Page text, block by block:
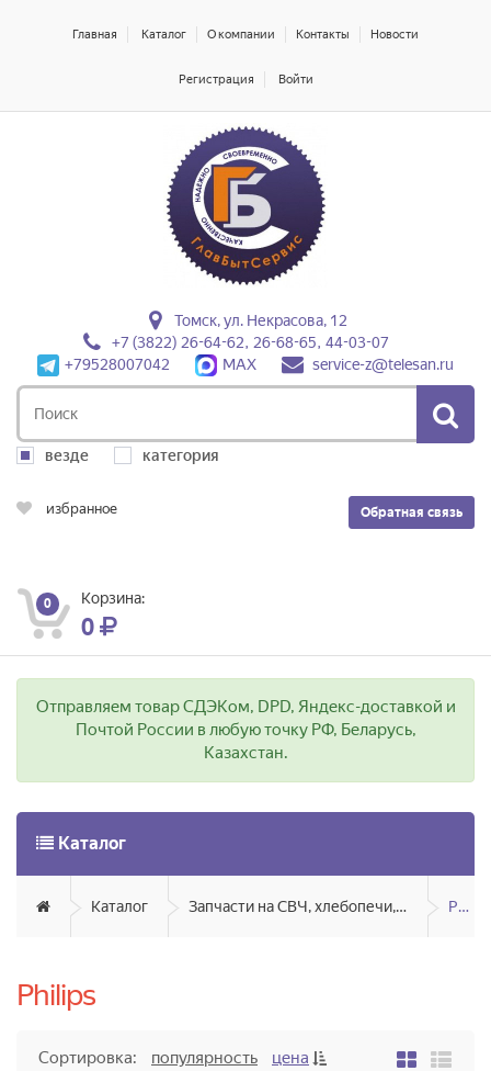
Главная Каталог О компании Контакты Новости
Регистрация Войти
Томск, ул. Некрасова, 12
+7 (3822) 26-64-62, 26-68-65, 44-03-07
+79528007042
MAX service-z@telesan.ru
везде категория
Обратная связь
избранное
0 Корзина:
0
Отправляем товар СДЭКом, DPD, Яндекс-доставкой и
Почтой России в любую точку РФ, Беларусь,
Казахстан.
Каталог
Каталог Запчасти на СВЧ, хлебопечи, мультиварки, аэрогрили, грили Philips
Philips
Сортировка: популярность
цена